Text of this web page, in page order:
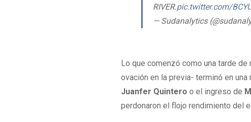
RIVER.pic.twitter.com/
— Sudanalytics
Lo que comenzó como una tarde de
ovación en la previa- terminó en
Juanfer Quintero o el ingreso de
perdonaron el flojo rendimiento del